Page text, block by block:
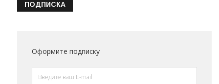
ПОДПИСКА
Оформите подписку